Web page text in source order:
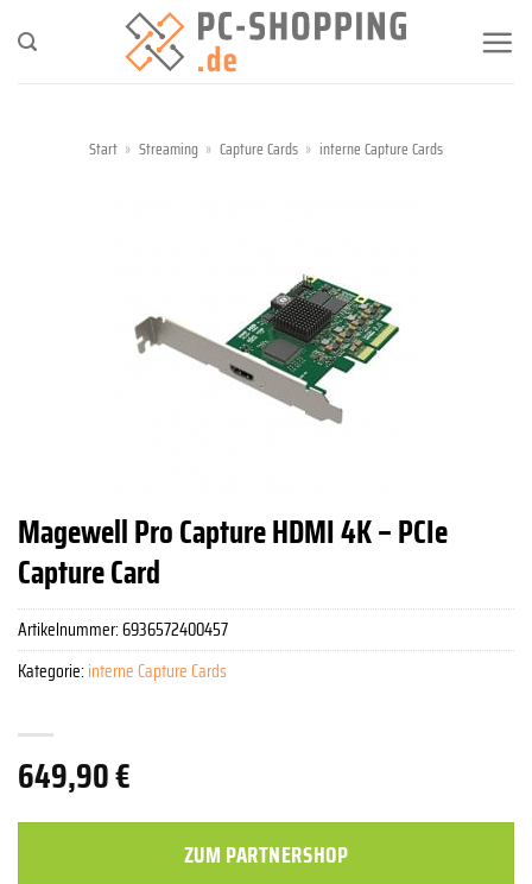
Inhalt
springen
Start » Streaming » Capture Cards » interne Capture Cards
Magewell Pro Capture HDMI 4K – PCIe
Capture Card
649,90€
ZUM PARTNERSHOP
Artikelnummer:6936572400457
Kategorie:interne Capture Cards